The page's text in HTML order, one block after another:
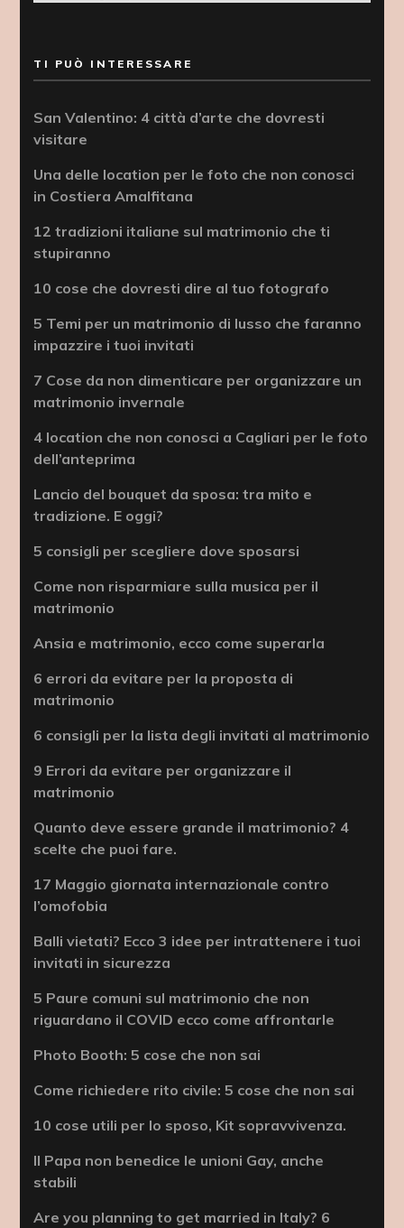
TI PUÒ INTERESSARE
San Valentino: 4 città d’arte che dovresti
visitare
Una delle location per le foto che non conosci
in Costiera Amalfitana
12 tradizioni italiane sul matrimonio che ti
stupiranno
10 cose che dovresti dire al tuo fotografo
5 Temi per un matrimonio di lusso che faranno
impazzire i tuoi invitati
7 Cose da non dimenticare per organizzare un
matrimonio invernale
4 location che non conosci a Cagliari per le foto
dell’anteprima
Lancio del bouquet da sposa: tra mito e
tradizione. E oggi?
5 consigli per scegliere dove sposarsi
Come non risparmiare sulla musica per il
matrimonio
Ansia e matrimonio, ecco come superarla
6 errori da evitare per la proposta di
matrimonio
6 consigli per la lista degli invitati al matrimonio
9 Errori da evitare per organizzare il
matrimonio
Quanto deve essere grande il matrimonio? 4
scelte che puoi fare.
17 Maggio giornata internazionale contro
l’omofobia
Balli vietati? Ecco 3 idee per intrattenere i tuoi
invitati in sicurezza
5 Paure comuni sul matrimonio che non
riguardano il COVID ecco come affrontarle
Photo Booth: 5 cose che non sai
Come richiedere rito civile: 5 cose che non sai
10 cose utili per lo sposo, Kit sopravvivenza.
Il Papa non benedice le unioni Gay, anche
stabili
Are you planning to get married in Italy? 6